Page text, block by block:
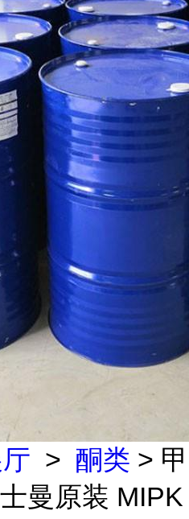
> 酮类 > 甲
曼原装 MIPK